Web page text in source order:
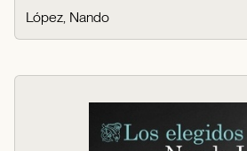
López, Nando